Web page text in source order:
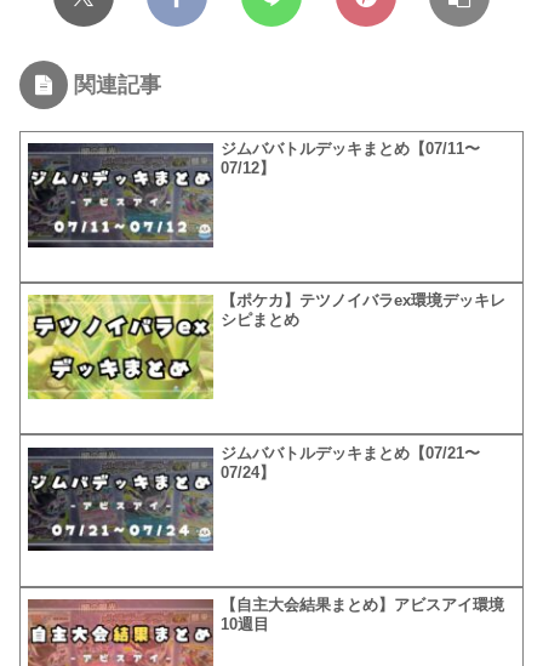
関連記事
ジムババトルデッキまとめ【07/11〜
07/12】
【ポケカ】テツノイバラex環境デッキレ
シピまとめ
ジムババトルデッキまとめ【07/21〜
07/24】
【自主大会結果まとめ】アビスアイ環境
10週目